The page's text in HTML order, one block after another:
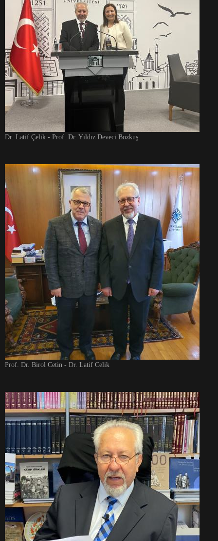
Dr. Latif Çelik - Prof. Dr. Yıldız Deveci Bozkuş
Prof. Dr. Birol Cetin - Dr. Latif Celik